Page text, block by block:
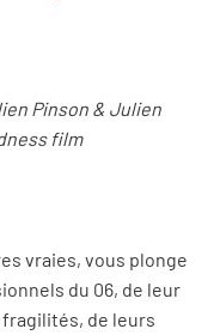
Pinson & Julien
film
vraies, vous plonge
du 06, de leur
de leurs